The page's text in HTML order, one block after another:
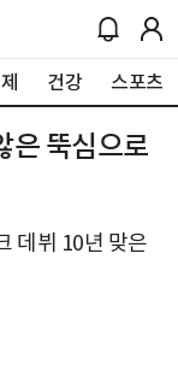
건강 스포츠
뚝심으로
데뷔 10년 맞은